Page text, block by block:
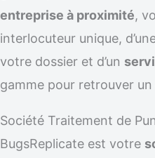
entreprise à proximité,
interlocuteur unique,
votre dossier et d’un
gamme pour retrouver un
Société Traitement de
BugsReplicate est votre